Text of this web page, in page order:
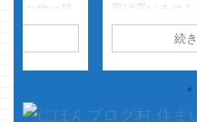
ーな物に最
ありま
ールが喰い
容は言いません
ったら疲労困
しかったのでオ
家のアラウー
おいっ！
続